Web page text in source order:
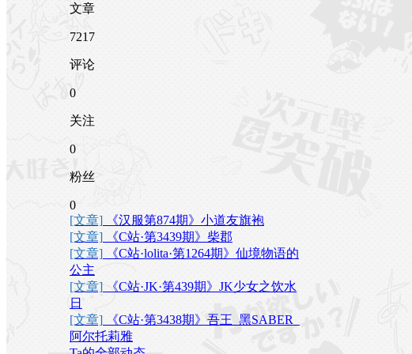
文章
7217
评论
0
关注
0
粉丝
0
[文章] 《汉服第874期》小道友旗袍
[文章] 《C站·第3439期》柴郡
[文章] 《C站·lolita·第1264期》仙境物语的
公主
[文章] 《C站·JK·第439期》JK少女之饮水
日
[文章] 《C站·第3438期》吾王_黑SABER_
阿尔托莉雅